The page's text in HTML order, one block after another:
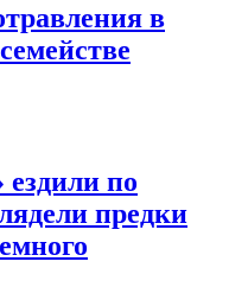
в
ездили по
предки